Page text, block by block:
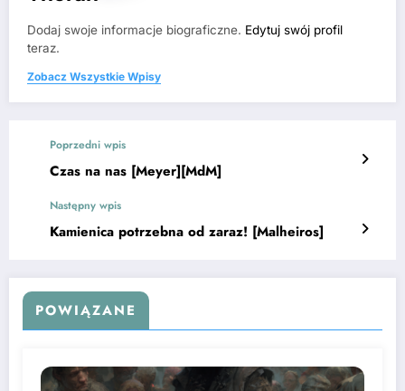
Dodaj swoje informacje biograficzne. Edytuj swój profil
teraz.
Zobacz Wszystkie Wpisy
Poprzedni wpis
Czas na nas [Meyer][MdM]
Następny wpis
Kamienica potrzebna od zaraz! [Malheiros]
POWIĄZANE